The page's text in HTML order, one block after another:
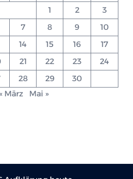
1
2
3
7 8 9
10
14 15 16
17
21 22 23
24
28 29
30
März
Mai »